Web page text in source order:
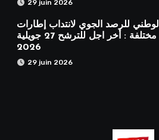
29 juin 2026
للرصد الجوي لانتداب إطارات
وأعوان في اختصاصات مختلفة : أخر اجل للترشح 27 جويلية
2026
29 juin 2026